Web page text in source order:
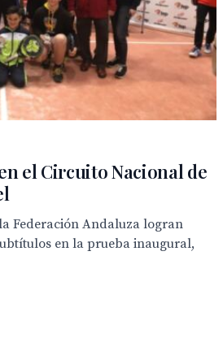
el Circuito Nacional de
Federación Andaluza logran
en la prueba inaugural,